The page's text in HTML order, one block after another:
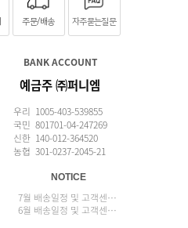
주문/배송 자주묻는질문
BANK ACCOUNT
예금주 ㈜퍼니엠
우리 1005-403-539855
국민 801701-04-247269
신한 140-012-364520
농협 301-0237-2045-21
NOTICE
7월 배송일정 및 고객센터 업무 안내
6월 배송일정 및 고객센터 업무 안내